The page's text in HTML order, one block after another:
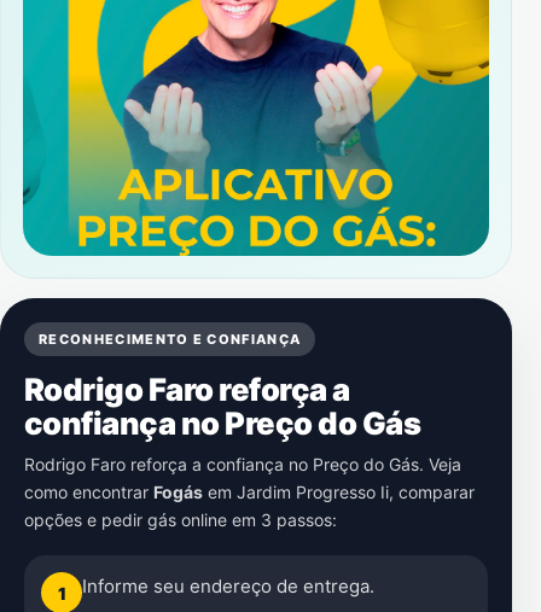
RECONHECIMENTO E CONFIANÇA
Rodrigo Faro reforça a
confiança no Preço do Gás
Rodrigo Faro reforça a confiança no Preço do Gás. Veja
como encontrar Fogás em Jardim Progresso Ii, comparar
opções e pedir gás online em 3 passos:
1 Informe seu endereço de entrega.